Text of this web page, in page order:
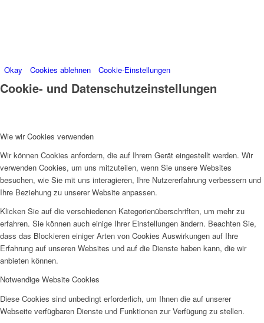
Okay Cookies ablehnen Cookie-Einstellungen
Cookie- und Datenschutzeinstellungen
Wie wir Cookies verwenden
Wir können Cookies anfordern, die auf Ihrem Gerät eingestellt werden. Wir
verwenden Cookies, um uns mitzuteilen, wenn Sie unsere Websites
besuchen, wie Sie mit uns interagieren, Ihre Nutzererfahrung verbessern und
Ihre Beziehung zu unserer Website anpassen.
Klicken Sie auf die verschiedenen Kategorienüberschriften, um mehr zu
erfahren. Sie können auch einige Ihrer Einstellungen ändern. Beachten Sie,
dass das Blockieren einiger Arten von Cookies Auswirkungen auf Ihre
Erfahrung auf unseren Websites und auf die Dienste haben kann, die wir
anbieten können.
Notwendige Website Cookies
Diese Cookies sind unbedingt erforderlich, um Ihnen die auf unserer
Webseite verfügbaren Dienste und Funktionen zur Verfügung zu stellen.